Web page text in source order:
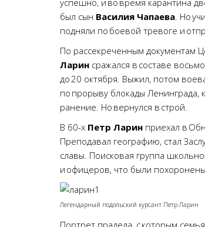
успешно, и во время карантина
был сын Василия Чапаева. Но
подняли по боевой тревоге и
По рассекреченным документам
Ларин сражался в составе
до 20 октября. Выжил, потом
по прорыву блокады
ранение. Но вернулся в строй.
В 60-х Петр Ларин приехал в
Преподавал географию, стал
славы. Поисковая группа
и офицеров, что были
Легендарный подольский курсант Петр Ларин
Портрет прадеда, с которым семья